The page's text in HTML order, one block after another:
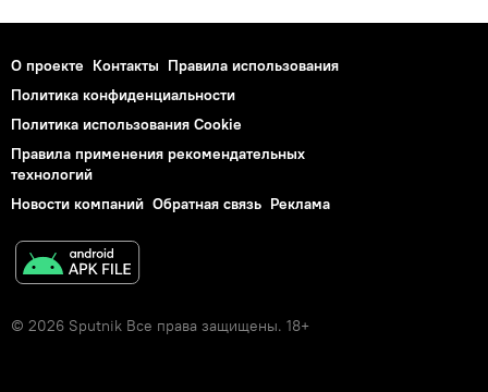
О проекте Контакты Правила использования
Политика конфиденциальности
Политика использования Cookie
Правила применения рекомендательных
технологий
Новости компаний Обратная связь Реклама
© 2026 Sputnik Все права защищены. 18+